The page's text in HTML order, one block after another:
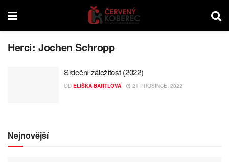
Herci:Jochen Schropp
Srdeční záležitost (2022)
OD ELIŠKA BARTLOVÁ 21 PROSINCE, 2022
Nejnovější